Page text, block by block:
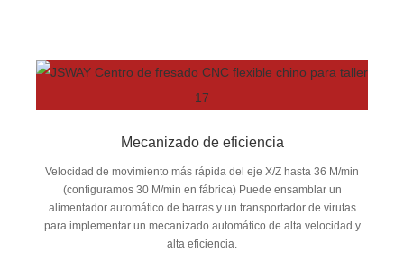
Mecanizado de eficiencia
Velocidad de movimiento más rápida del eje X/Z hasta 36 M/min
(configuramos 30 M/min en fábrica) Puede ensamblar un
alimentador automático de barras y un transportador de virutas
para implementar un mecanizado automático de alta velocidad y
alta eficiencia.